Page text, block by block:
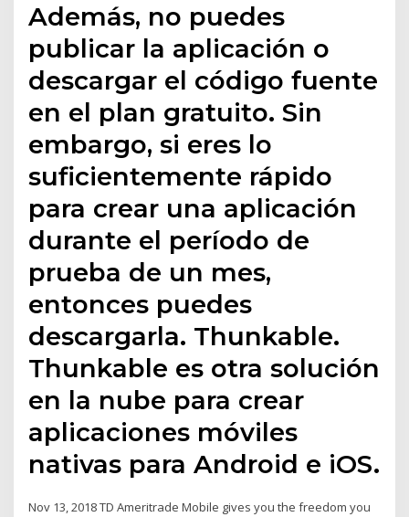
Además, no puedes
publicar la aplicación o
descargar el código fuente
en el plan gratuito. Sin
embargo, si eres lo
suficientemente rápido
para crear una aplicación
durante el período de
prueba de un mes,
entonces puedes
descargarla. Thunkable.
Thunkable es otra solución
en la nube para crear
aplicaciones móviles
nativas para Android e iOS.
Nov 13, 2018 TD Ameritrade Mobile gives you the freedom you